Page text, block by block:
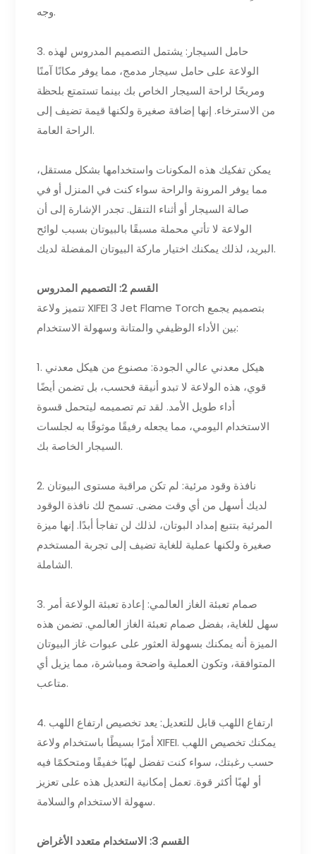
وجه.
3. حامل السيجار: يشتمل التصميم المدروس لهذه
الولاعة على حامل سيجار مدمج، مما يوفر مكانًا آمنًا
ومريحًا لراحة السيجار الخاص بك بينما تستمتع بلحظة
من الاسترخاء. إنها إضافة صغيرة ولكنها قيمة تضيف إلى
الراحة العامة.
يمكن تفكيك هذه المكونات واستخدامها بشكل مستقل،
مما يوفر المرونة والراحة سواء كنت في المنزل أو في
صالة السيجار أو أثناء التنقل. تجدر الإشارة إلى أن
الولاعة لا تأتي محملة مسبقًا بالبيوتان بسبب لوائح
البريد، لذلك يمكنك اختيار ماركة البيوتان المفضلة لديك.
القسم 2: التصميم المدروس
تتميز ولاعة XIFEI 3 Jet Flame Torch بتصميم يجمع
بين الأداء الوظيفي والمتانة وسهولة الاستخدام:
1. هيكل معدني عالي الجودة: مصنوع من هيكل معدني
قوي، هذه الولاعة لا تبدو أنيقة فحسب، بل تضمن أيضًا
أداء طويل الأمد. لقد تم تصميمه ليتحمل قسوة
الاستخدام اليومي، مما يجعله رفيقًا موثوقًا به لجلسات
السيجار الخاصة بك.
2. نافذة وقود مرئية: لم تكن مراقبة مستوى البيوتان
لديك أسهل من أي وقت مضى. تسمح لك نافذة الوقود
المرئية بتتبع إمداد البوتان، لذلك لن تفاجأ أبدًا. إنها ميزة
صغيرة ولكنها عملية للغاية تضيف إلى تجربة المستخدم
الشاملة.
3. صمام تعبئة الغاز العالمي: إعادة تعبئة الولاعة أمر
سهل للغاية، بفضل صمام تعبئة الغاز العالمي. تضمن هذه
الميزة أنه يمكنك بسهولة العثور على عبوات غاز البيوتان
المتوافقة، وتكون العملية واضحة ومباشرة، مما يزيل أي
متاعب.
4. ارتفاع اللهب قابل للتعديل: يعد تخصيص ارتفاع اللهب
أمرًا بسيطًا باستخدام ولاعة XIFEI. يمكنك تخصيص اللهب
حسب رغبتك، سواء كنت تفضل لهبًا خفيفًا ومتحكمًا فيه
أو لهبًا أكثر قوة. تعمل إمكانية التعديل هذه على تعزيز
سهولة الاستخدام والسلامة.
القسم 3: الاستخدام متعدد الأغراض